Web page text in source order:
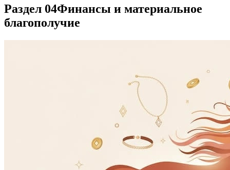
Раздел 04Финансы и материальное
благополучие